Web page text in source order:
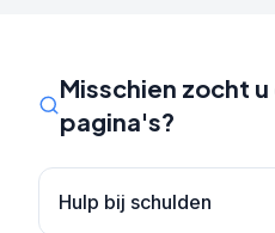
Misschien zocht
pagina's?
Hulp bij schulden